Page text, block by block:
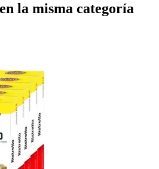
la misma categoría